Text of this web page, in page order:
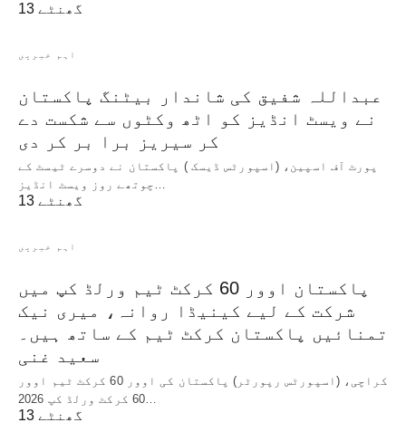
13 گھنٹے
اہم خبریں
عبداللہ شفیق کی شاندار بیٹنگ پاکستان
نے ویسٹ انڈیز کو اٹھ وکٹوں سے شکست دے
کر سیریز برا بر کر دی
پورٹ آف اسپین، (اسپورٹس ڈیسک ) پاکستان نے دوسرے ٹیسٹ کے
چوتھے روز ویسٹ انڈیز…
13 گھنٹے
اہم خبریں
پاکستان اوور 60 کرکٹ ٹیم ورلڈ کپ میں
شرکت کے لیے کینیڈا روانہ، میری نیک
تمنائیں پاکستان کرکٹ ٹیم کے ساتھ ہیں۔
سعید غنی
کراچی، (اسپورٹس رپورٹر) پاکستان کی اوور 60 کرکٹ ٹیم اوور
60 کرکٹ ورلڈ کپ 2026…
13 گھنٹے